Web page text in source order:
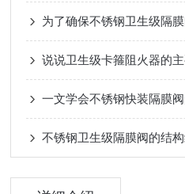
说说卫生级卡箍阻火器的
一文学会不锈钢快装隔膜
不锈钢卫生级隔膜阀的结